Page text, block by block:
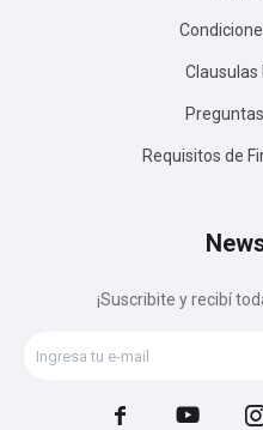
Clausulas
Requisitos de
¡Suscribite y recibí
 